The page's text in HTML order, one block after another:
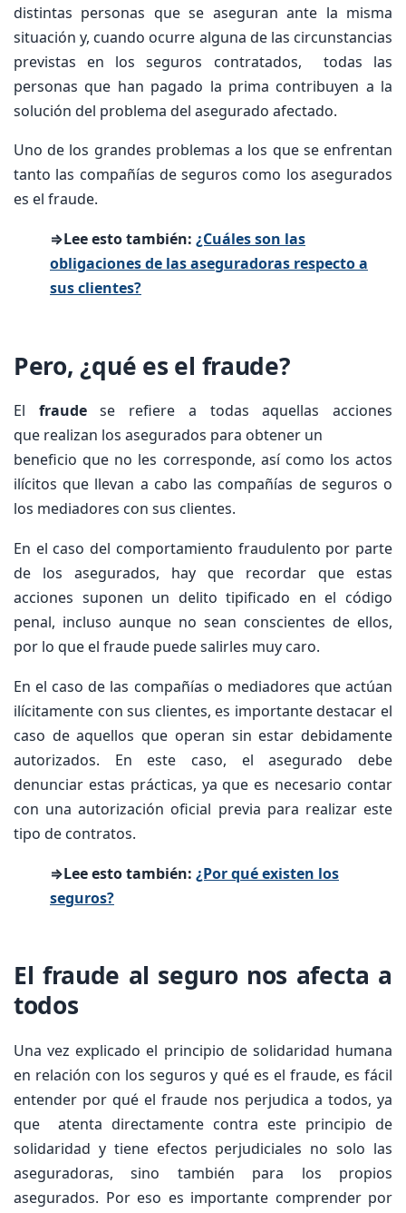
distintas personas que se aseguran ante la misma
situación y, cuando ocurre alguna de las circunstancias
previstas en los seguros contratados, todas las
personas que han pagado la prima contribuyen a la
solución del problema del asegurado afectado.
Uno de los grandes problemas a los que se enfrentan
tanto las compañías de seguros como los asegurados
es el fraude.
⇒Lee esto también: ¿Cuáles son las
obligaciones de las aseguradoras respecto a
sus clientes?
Pero, ¿qué es el fraude?
El fraudese refiere a todas aquellas acciones
que realizan los asegurados para obtener un
beneficio que no les corresponde, así como los actos
ilícitos que llevan a cabo las compañías de seguros o
los mediadores con sus clientes.
En el caso del comportamiento fraudulento por parte
de los asegurados, hay que recordar que estas
acciones suponen un delito tipificado en el código
penal, incluso aunque no sean conscientes de ellos,
por lo que el fraude puede salirles muy caro.
En el caso de las compañías o mediadores que actúan
ilícitamente con sus clientes, es importante destacar el
caso de aquellos que operan sin estar debidamente
autorizados. En este caso, el asegurado debe
denunciar estas prácticas, ya que es necesario contar
con una autorización oficial previa para realizar este
tipo de contratos.
⇒Lee esto también: ¿Por qué existen los
seguros?
El fraude al seguro nos afecta a
todos
Una vez explicado el principio de solidaridad humana
en relación con los seguros y qué es el fraude, es fácil
entender por qué el fraude nos perjudica a todos, ya
que atenta directamente contra este principio de
solidaridad y tiene efectos perjudiciales no solo las
aseguradoras, sino también para los propios
asegurados. Por eso es importante comprender por